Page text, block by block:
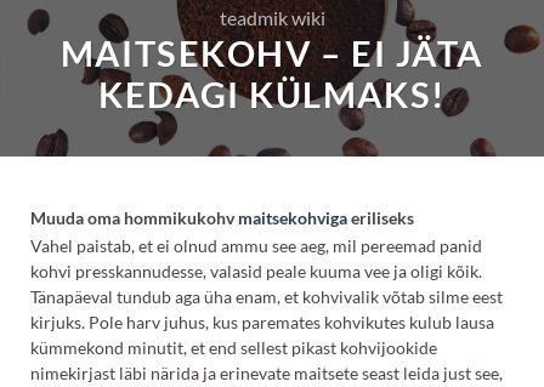
teadmik wiki
MAITSEKOHV – EI JÄTA
KEDAGI KÜLMAKS!
Muuda oma hommikukohvmaitsekohvigaeriliseks
Vahel paistab, et ei olnud ammu see aeg, mil pereemad panid
kohvi presskannudesse, valasid peale kuuma vee ja oligi kõik.
Tänapäeval tundub aga üha enam, et kohvivalik võtab silme eest
kirjuks. Pole harv juhus, kus paremates kohvikutes kulub lausa
kümmekond minutit, et end sellest pikast kohvijookide
nimekirjast läbi närida ja erinevate maitsete seast leida just see,